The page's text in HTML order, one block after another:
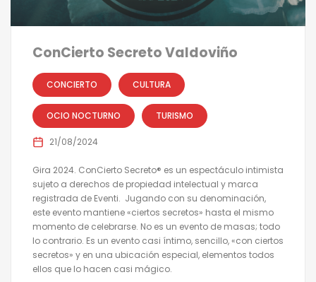
ConCierto Secreto Valdoviño
CONCIERTO CULTURA
OCIO NOCTURNO TURISMO
21/08/2024
Gira 2024. ConCierto Secreto® es un espectáculo intimista
sujeto a derechos de propiedad intelectual y marca
registrada de Eventi. Jugando con su denominación,
este evento mantiene «ciertos secretos» hasta el mismo
momento de celebrarse. No es un evento de masas; todo
lo contrario. Es un evento casi íntimo, sencillo, «con ciertos
secretos» y en una ubicación especial, elementos todos
ellos que lo hacen casi mágico.